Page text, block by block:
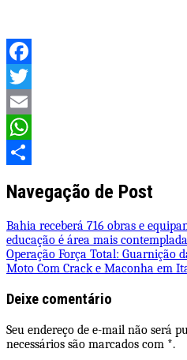
Facebook
Twitter
Email
WhatsApp
Navegação de Post
Bahia receberá 716 obras e
educação é área mais contemplada
Operação Força Total: Guarnição
Moto Com Crack e Maconha em
Deixe comentário
Seu endereço de e-mail não será
necessários são marcados com *.